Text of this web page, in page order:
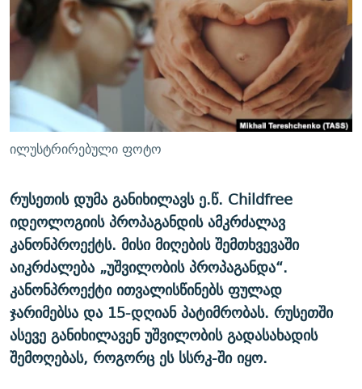
ᲛᲝᲚᲐᲞᲐᲠᲐᲙᲔ ᲢᲔᲥᲡᲢᲔᲑᲘ
ᲨᲘᲜ - ᲣᲪᲮᲝᲔᲗᲨᲘ
ᲚᲘᲢᲔᲠᲐᲢᲣᲠᲣᲚᲘ ᲬᲐᲮᲜᲐᲒᲔᲑᲘ
ᲐᲛᲔᲠᲘᲙᲣᲚᲘ ᲛᲝᲗᲮᲠᲝᲑᲐ
ᲘᲛᲞᲔᲠᲘᲐ ᲓᲐ ᲠᲐᲓᲘᲝ
ᲩᲔᲛᲘ ᲡᲘᲙᲕᲓᲘᲚᲘᲡ ᲛᲘᲖᲔᲖᲘᲐ COVID-19
11 ᲬᲔᲚᲘ - 11 ᲐᲛᲑᲐᲕᲘ
ᲡᲐᲞᲐᲠᲚᲐᲛᲔᲜᲢᲝ ᲐᲠᲩᲔᲕᲜᲔᲑᲘᲡ ᲘᲡᲢᲝᲠᲘᲐ
ᲑᲐᲕᲨᲕᲔᲑᲘ ᲞᲠᲝᲡᲢᲘᲢᲣᲪᲘᲐᲨᲘ - ᲐᲛᲝᲣᲗᲥᲛᲔᲚᲘ ᲐᲛᲑᲐᲕᲘ
5 ᲐᲛᲑᲐᲕᲘ - 20 ᲘᲕᲜᲘᲡᲡ ᲓᲐᲨᲐᲕᲔᲑᲣᲚᲔᲑᲘ
ᲐᲒᲕᲘᲡᲢᲝᲡ ᲝᲛᲘ
ПРИВЕТ ᲙᲣᲚᲢᲣᲠᲐ
ᲒᲐᲛᲝᲘᲬᲔᲠᲔ
რთე/რთ-ის ყველა საიტი
ილუსტრირებული ფოტო
რუსეთის დუმა განიხილავს ე.წ. Childfree
იდეოლოგიის პროპაგანდის ამკრძალავ
კანონპროექტს. მისი მიღების შემთხვევაში
აიკრძალება „უშვილობის პროპაგანდა“.
კანონპროექტი ითვალისწინებს ფულად
ჯარიმებსა და 15-დღიან პატიმრობას. რუსეთში
ასევე განიხილავენ უშვილობის გადასახადის
შემოღებას, როგორც ეს სსრკ-ში იყო.